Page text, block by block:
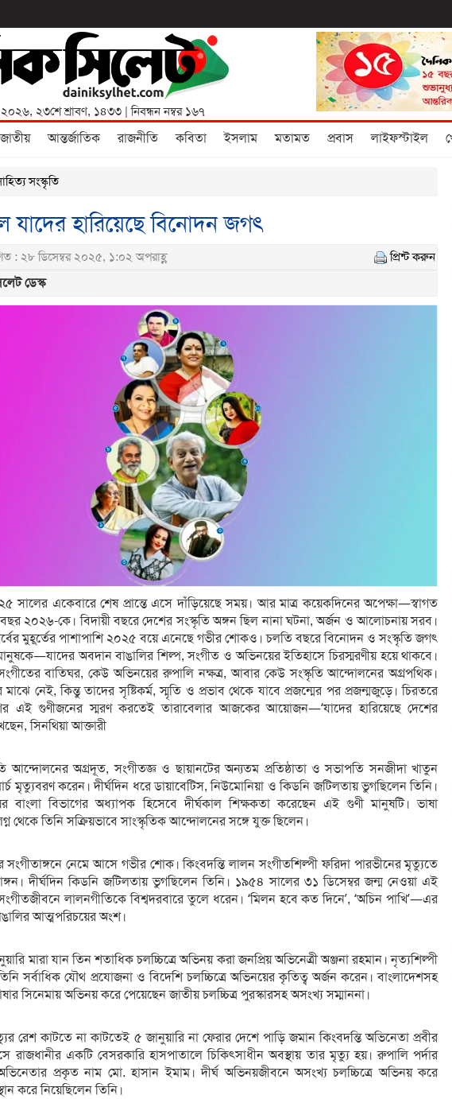
, ২৩শে শ্রাবণ, ১৪৩৩ | নিবন্ধন নম্বর ১৬৭
জাতীয় আন্তর্জাতিক রাজনীতি কবিতা ইসলাম মতামত প্রবাস লাইফস্টাইল
সংস্কৃতি
যাদের হারিয়েছে বিনোদন জগৎ
: ২৮ ডিসেম্বর ২০২৫, ১:০২ অপরাহ্ণ প্রিন্ট করুন
ডেস্ক
সালের একেবারে শেষ প্রান্তে এসে দাঁড়িয়েছে সময়। আর মাত্র কয়েকদিনের অপেক্ষা—স্বাগত
২০২৬-কে। বিদায়ী বছরে দেশের সংস্কৃতি অঙ্গন ছিল নানা ঘটনা, অর্জন ও আলোচনায় সরব।
মুহূর্তের পাশাপাশি ২০২৫ বয়ে এনেছে গভীর শোকও। চলতি বছরে বিনোদন ও সংস্কৃতি জগৎ
অবদান বাঙালির শিল্প, সংগীত ও অভিনয়ের ইতিহাসে চিরস্মরণীয় হয়ে থাকবে।
বাতিঘর, কেউ অভিনয়ের রুপালি নক্ষত্র, আবার কেউ সংস্কৃতি আন্দোলনের অগ্রপথিক।
নেই, কিন্তু তাদের সৃষ্টিকর্ম, স্মৃতি ও প্রভাব থেকে যাবে প্রজন্মের পর প্রজন্মজুড়ে। চিরতরে
এই গুণীজনের স্মরণ করতেই তারাবেলার আজকের আয়োজন—‘যাদের হারিয়েছে দেশের
সিনথিয়া আক্তারী
আন্দোলনের অগ্রদূত, সংগীতজ্ঞ ও ছায়ানটের অন্যতম প্রতিষ্ঠাতা ও সভাপতি সনজীদা খাতুন
মৃত্যুবরণ করেন। দীর্ঘদিন ধরে ডায়াবেটিস, নিউমোনিয়া ও কিডনি জটিলতায় ভুগছিলেন তিনি।
বাংলা বিভাগের অধ্যাপক হিসেবে দীর্ঘকাল শিক্ষকতা করেছেন এই গুণী মানুষটি। ভাষা
থেকে তিনি সক্রিয়ভাবে সাংস্কৃতিক আন্দোলনের সঙ্গে যুক্ত ছিলেন।
সংগীতাঙ্গনে নেমে আসে গভীর শোক। কিংবদন্তি লালন সংগীতশিল্পী ফরিদা পারভীনের মৃত্যুতে
দীর্ঘদিন কিডনি জটিলতায় ভুগছিলেন তিনি। ১৯৫৪ সালের ৩১ ডিসেম্বর জন্ম নেওয়া এই
লালনগীতিকে বিশ্বদরবারে তুলে ধরেন। ‘মিলন হবে কত দিনে’, ‘অচিন পাখি’—এর
আত্মপরিচয়ের অংশ।
মারা যান তিন শতাধিক চলচ্চিত্রে অভিনয় করা জনপ্রিয় অভিনেত্রী অঞ্জনা রহমান। নৃত্যশিল্পী
সর্বাধিক যৌথ প্রযোজনা ও বিদেশি চলচ্চিত্রে অভিনয়ের কৃতিত্ব অর্জন করেন। বাংলাদেশসহ
সিনেমায় অভিনয় করে পেয়েছেন জাতীয় চলচ্চিত্র পুরস্কারসহ অসংখ্য সম্মাননা।
রেশ কাটতে না কাটতেই ৫ জানুয়ারি না ফেরার দেশে পাড়ি জমান কিংবদন্তি অভিনেতা প্রবীর
রাজধানীর একটি বেসরকারি হাসপাতালে চিকিৎসাধীন অবস্থায় তার মৃত্যু হয়। রুপালি পর্দার
প্রকৃত নাম মো. হাসান ইমাম। দীর্ঘ অভিনয়জীবনে অসংখ্য চলচ্চিত্রে অভিনয় করে
করে নিয়েছিলেন তিনি।